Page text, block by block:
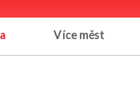
Více měst